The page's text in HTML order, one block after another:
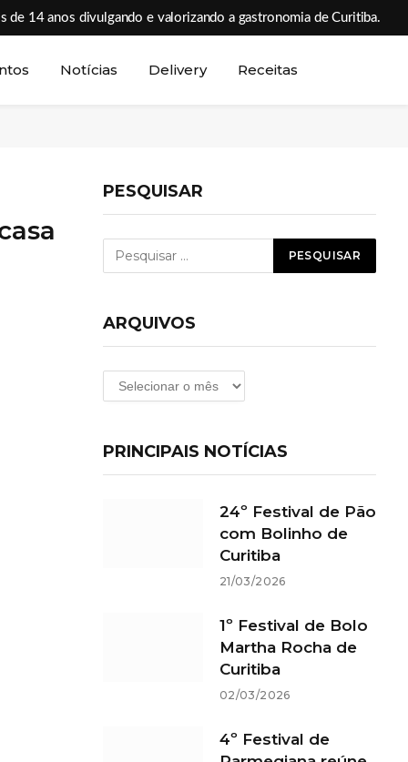
de 14 anos divulgando e valorizando a gastronomia de Curitiba.
Notícias Delivery Receitas
PESQUISAR
ARQUIVOS
Arquivos
PRINCIPAIS NOTÍCIAS
24º Festival de Pão
com Bolinho de
Curitiba
21/03/2026
1º Festival de Bolo
Martha Rocha de
Curitiba
02/03/2026
4º Festival de